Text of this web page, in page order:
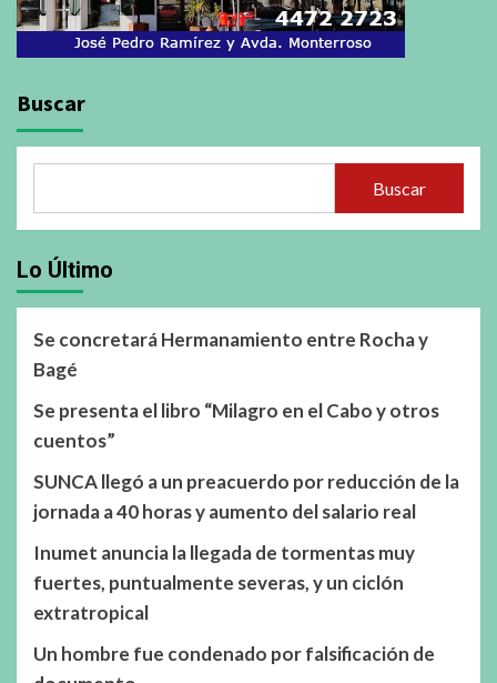
Buscar
Buscar
Lo Último
Se concretará Hermanamiento entre Rocha y
Bagé
Se presenta el libro “Milagro en el Cabo y otros
cuentos”
SUNCA llegó a un preacuerdo por reducción de la
jornada a 40 horas y aumento del salario real
Inumet anuncia la llegada de tormentas muy
fuertes, puntualmente severas, y un ciclón
extratropical
Un hombre fue condenado por falsificación de